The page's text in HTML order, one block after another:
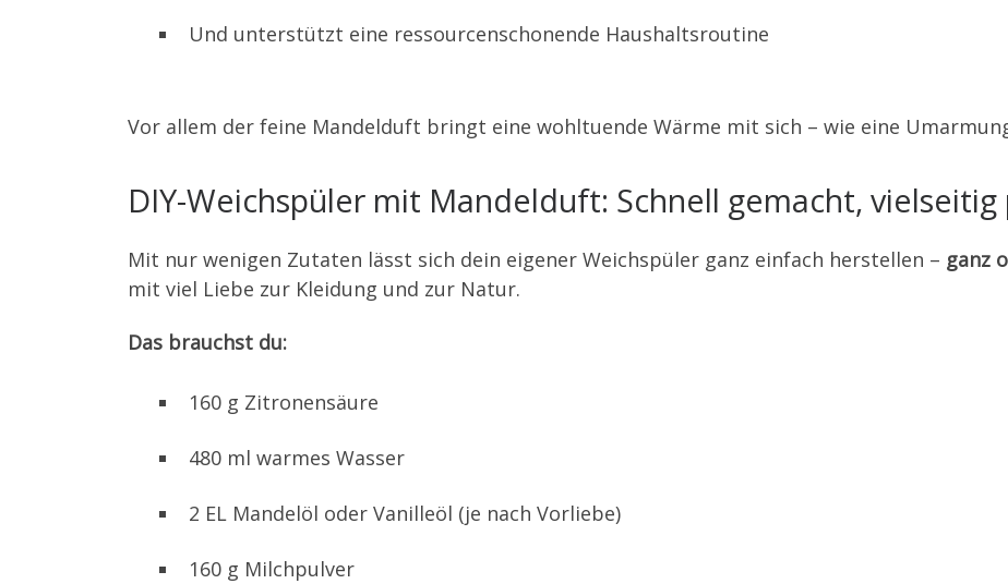
Und unterstützt eine ressourcenschonende Haushaltsroutine
Vor allem der feine Mandelduft bringt eine wohltuende Wärme mit sich – wie eine
DIY-Weichspüler mit Mandelduft: Schnell gemacht,
Mit nur wenigen Zutaten lässt sich dein eigener Weichspüler ganz einfach herstellen – ganz
mit viel Liebe zur Kleidung und zur Natur.
Das brauchst du:
160 g Zitronensäure
480 ml warmes Wasser
2 EL Mandelöl oder Vanilleöl (je nach Vorliebe)
160 g Milchpulver